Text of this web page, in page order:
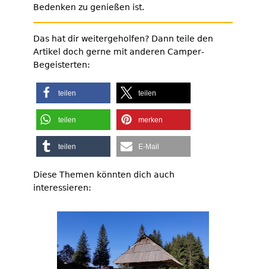
Bedenken zu genießen ist.
Das hat dir weitergeholfen? Dann teile den
Artikel doch gerne mit anderen Camper-
Begeisterten:
teilen teilen
teilen merken
teilen E-Mail
Diese Themen könnten dich auch
interessieren: